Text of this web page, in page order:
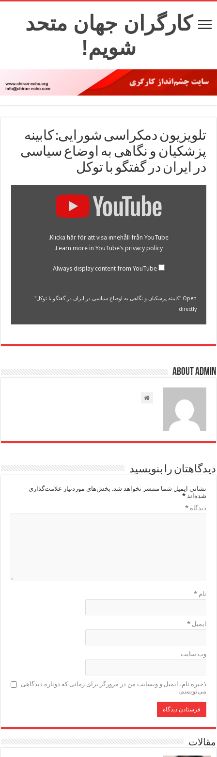
کارگران جهان متحد
شویم!
تلویزیون دمکراسی شورایی: کابینه
پزشکیان و نگاهی به اوضاع سیاسی
در ایران در گفتگو با توکل
YouTube
Klicka här för att visa innehåll från YouTube.
Learn more inYouTube’s privacy policy
.
Always display content from YouTube
Open "کابینه پزشکیان و نگاهی به اوضاع سیاسی در ایران در گفتگو با توکل"
directly
About admin
دیدگاهتان را بنویسید
نشانی ایمیل شما منتشر نخواهد شد. بخش‌های موردنیاز علامت‌گذاری
شده‌اند*
دیدگاه*
نام*
ایمیل*
وب‌ سایت
ذخیره نام، ایمیل و وبسایت من در مرورگر برای زمانی که دوباره دیدگاهی
می‌نویسم.
مقالات